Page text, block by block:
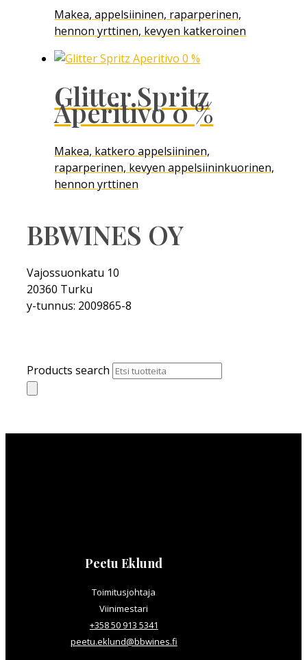
Makea, appelsiininen, raparperinen,
hennon yrttinen, kevyen katkeroinen
Glitter Spritz
Aperitivo 0 %
Makea, katkero appelsiininen,
raparperinen, kevyen appelsiininkuorinen,
hennon yrttinen
BBWINES OY
Vajossuonkatu 10
20360 Turku
y-tunnus: 2009865-8
Products search
Peetu Eklund
Toimitusjohtaja
Viinimestari
+358 50 913 5341
peetu.eklund@bbwines.fi